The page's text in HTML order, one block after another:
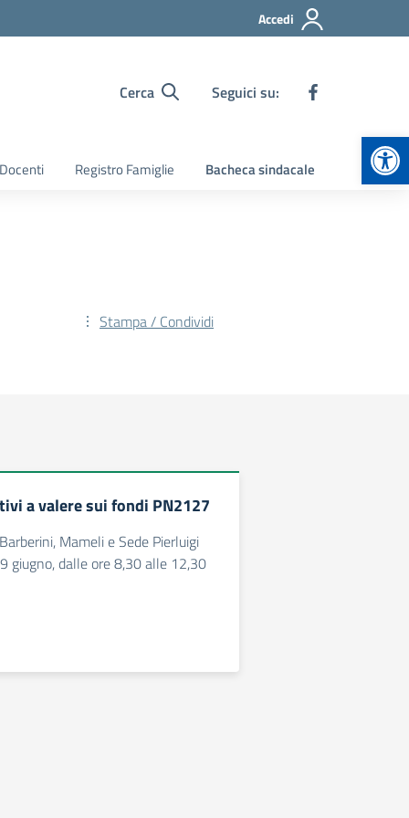
Accedi
Cerca Seguici su:
Registro Famiglie Bacheca sindacale
Stampa / Condividi
a valere sui fondi PN2127
Mameli e Sede Pierluigi
giugno, dalle ore 8,30 alle 12,30